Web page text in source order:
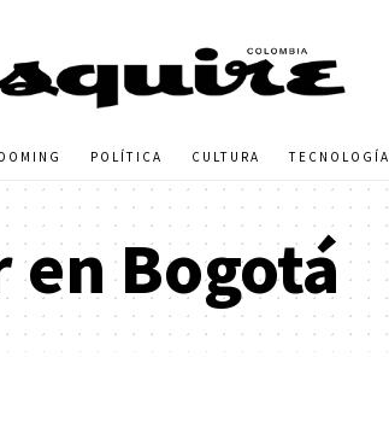
POLÍTICA CULTURA TECNOLOGÍA
en Bogotá